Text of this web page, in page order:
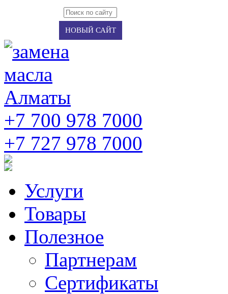
НОВЫЙ САЙТ
+7 700 978 7000
‭+7 727 978 7000‬
Услуги
Товары
Полезное
Партнерам
Сертификаты